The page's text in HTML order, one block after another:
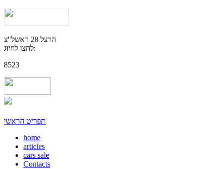
הרצל 28 ראשל"צ
לחצו לחיוג:
8523
תפריט הראשי
home
articles
cars sale
Contacts